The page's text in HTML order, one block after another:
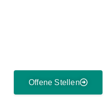
Offene Stellen